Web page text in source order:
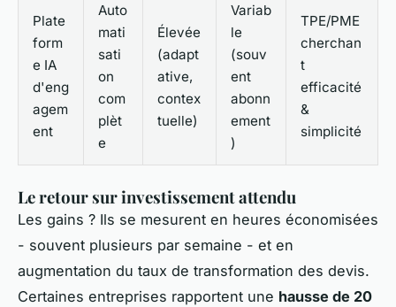
Plate
form
e IA
d'eng
agem
ent
Auto
mati
sati
on
com
plèt
e
Élevée
(adapt
ative,
contex
tuelle)
Variab
le
(souv
ent
abonn
ement
)
TPE/PME
cherchan
t
efficacité
&
simplicité
Le retour sur investissement attendu
Les gains ? Ils se mesurent en heures économisées
- souvent plusieurs par semaine - et en
augmentation du taux de transformation des devis.
Certaines entreprises rapportent une hausse de 20